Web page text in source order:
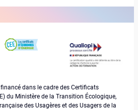
financé dans le cadre des Certificats
du Ministère de la Transition Écologique,
des Usagères et des Usagers de la